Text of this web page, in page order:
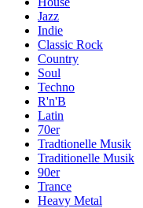
Jazz
Indie
Classic Rock
Country
Soul
Techno
R'n'B
Latin
70er
Tradtionelle Musik
Traditionelle Musik
90er
Trance
Heavy Metal